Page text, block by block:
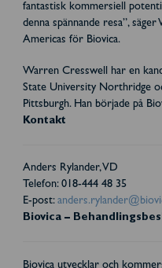
fantastisk kommersiell
denna spännande resa”,
Americas för Biovica.
Warren Cresswell har en
State University Northridge
Pittsburgh. Han började på
Kontakt
Anders Rylander, VD
Telefon: 018-444 48 35
E-post:
Biovica –